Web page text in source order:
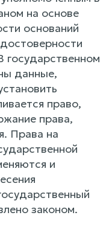
на основе
оснований
государственном
данные,
право,
права,
Права на
и
законом.